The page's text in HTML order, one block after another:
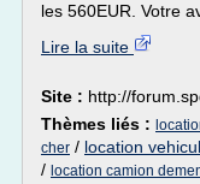
les 560EUR. Votre
Lire la suite
Site : http://
Thèmes liés :
cher / location
/ location camion